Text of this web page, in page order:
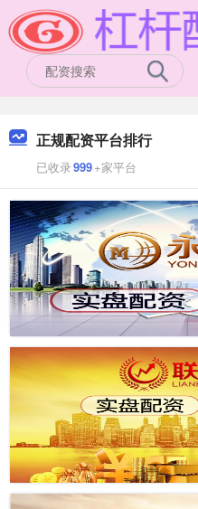
正规配资平台排行
已收录999+家平台